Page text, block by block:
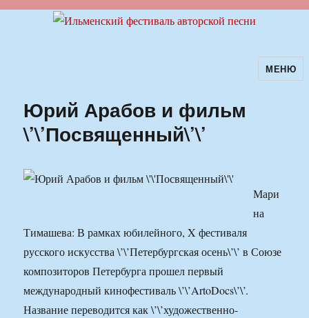
Ильменский фестиваль авторскойМЕНЮ
Юрий Арабов и фильм
\’\’Посвященный\’\’
Мари
на
Тимашева: В рамках юбилейного, X фестиваля
русского искусства \’\’Петербургская осень\’\’ в Союзе
композиторов Петербурга прошел первый
международный кинофестиваль \’\’ArtoDocs\’\’.
Название переводится как \’\’художественно-